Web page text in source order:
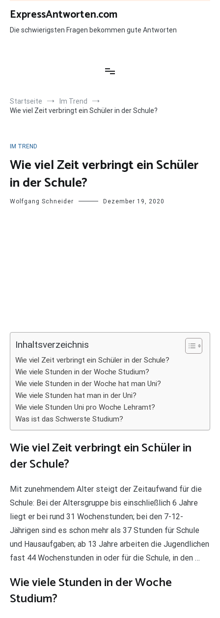
Zum
Inhalt
springen
ExpressAntworten.com
Die schwierigsten Fragen bekommen gute Antworten
Startseite
Im Trend
Wie viel Zeit verbringt ein Schüler in der Schule?
IM TREND
Wie viel Zeit verbringt ein Schüler
in der Schule?
Wolfgang Schneider Dezember 19, 2020
Inhaltsverzeichnis
Wie viel Zeit verbringt ein Schüler in der Schule?
Wie viele Stunden in der Woche Studium?
Wie viele Stunden in der Woche hat man Uni?
Wie viele Stunden hat man in der Uni?
Wie viele Stunden Uni pro Woche Lehramt?
Was ist das Schwerste Studium?
Wie viel Zeit verbringt ein Schüler in
der Schule?
Mit zunehmendem Alter steigt der Zeitaufwand für die
Schule: Bei der Altersgruppe bis einschließlich 6 Jahre
liegt er bei rund 31 Wochenstunden; bei den 7-12-
Jährigen sind es schon mehr als 37 Stunden für Schule
und Hausaufgaben; ab 13 Jahre arbeiten die Jugendlichen
fast 44 Wochenstunden in oder für die Schule, in den …
Wie viele Stunden in der Woche
Studium?